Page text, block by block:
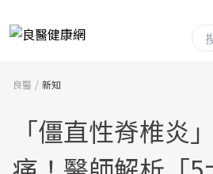
良醫 新知
「僵直性脊椎炎